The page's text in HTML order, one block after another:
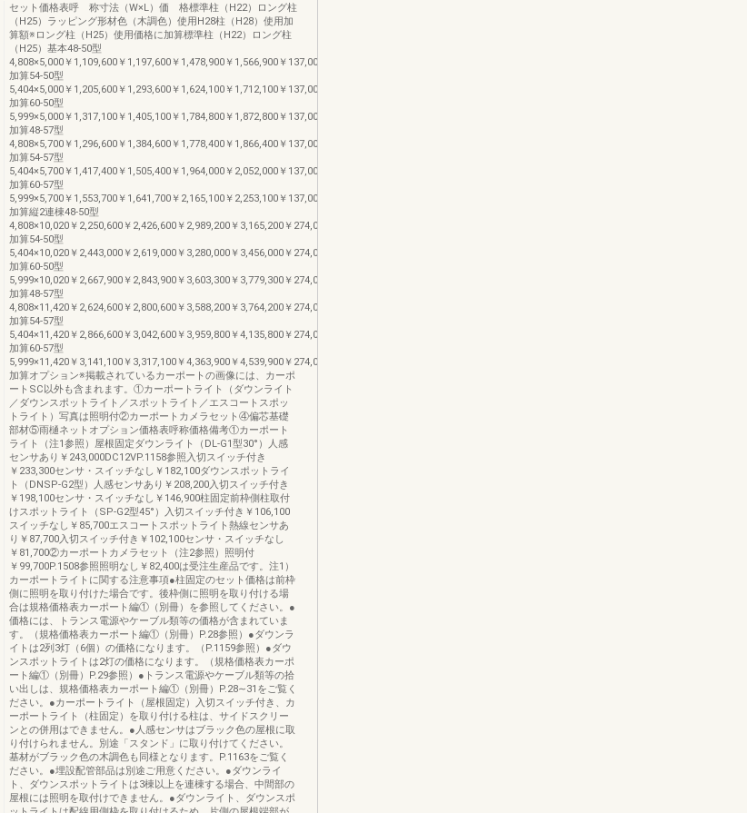
セット価格表呼 称寸法（W×L）価 格標準柱（H22）ロング柱
（H25）ラッピング形材色（木調色）使用H28柱（H28）使用加
算額※ロング柱（H25）使用価格に加算標準柱（H22）ロング柱
（H25）基本48-50型
4,808×5,000￥1,109,600￥1,197,600￥1,478,900￥1,566,900￥137,000
加算54-50型
5,404×5,000￥1,205,600￥1,293,600￥1,624,100￥1,712,100￥137,000
加算60-50型
5,999×5,000￥1,317,100￥1,405,100￥1,784,800￥1,872,800￥137,000
加算48-57型
4,808×5,700￥1,296,600￥1,384,600￥1,778,400￥1,866,400￥137,000
加算54-57型
5,404×5,700￥1,417,400￥1,505,400￥1,964,000￥2,052,000￥137,000
加算60-57型
5,999×5,700￥1,553,700￥1,641,700￥2,165,100￥2,253,100￥137,000
加算縦2連棟48-50型
4,808×10,020￥2,250,600￥2,426,600￥2,989,200￥3,165,200￥274,000
加算54-50型
5,404×10,020￥2,443,000￥2,619,000￥3,280,000￥3,456,000￥274,000
加算60-50型
5,999×10,020￥2,667,900￥2,843,900￥3,603,300￥3,779,300￥274,000
加算48-57型
4,808×11,420￥2,624,600￥2,800,600￥3,588,200￥3,764,200￥274,000
加算54-57型
5,404×11,420￥2,866,600￥3,042,600￥3,959,800￥4,135,800￥274,000
加算60-57型
5,999×11,420￥3,141,100￥3,317,100￥4,363,900￥4,539,900￥274,000
加算オプション※掲載されているカーポートの画像には、カーポ
ートSC以外も含まれます。①カーポートライト（ダウンライト
／ダウンスポットライト／スポットライト／エスコートスポッ
トライト）写真は照明付②カーポートカメラセット④偏芯基礎
部材⑤雨樋ネットオプション価格表呼称価格備考①カーポート
ライト（注1参照）屋根固定ダウンライト（DL-G1型30°）人感
センサあり￥243,000DC12VP.1158参照入切スイッチ付き
￥233,300センサ・スイッチなし￥182,100ダウンスポットライ
ト（DNSP-G2型）人感センサあり￥208,200入切スイッチ付き
￥198,100センサ・スイッチなし￥146,900柱固定前枠側柱取付
けスポットライト（SP-G2型45°）入切スイッチ付き￥106,100
スイッチなし￥85,700エスコートスポットライト熱線センサあ
り￥87,700入切スイッチ付き￥102,100センサ・スイッチなし
￥81,700②カーポートカメラセット（注2参照）照明付
￥99,700P.1508参照照明なし￥82,400は受注生産品です。注1）
カーポートライトに関する注意事項●柱固定のセット価格は前枠
側に照明を取り付けた場合です。後枠側に照明を取り付ける場
合は規格価格表カーポート編①（別冊）を参照してください。●
価格には、トランス電源やケーブル類等の価格が含まれていま
す。（規格価格表カーポート編①（別冊）P.28参照）●ダウンラ
イトは2列3灯（6個）の価格になります。（P.1159参照）●ダウ
ンスポットライトは2灯の価格になります。（規格価格表カーポ
ート編①（別冊）P.29参照）●トランス電源やケーブル類等の拾
い出しは、規格価格表カーポート編①（別冊）P.28∼31をご覧く
ださい。●カーポートライト（屋根固定）入切スイッチ付き、カ
ーポートライト（柱固定）を取り付ける柱は、サイドスクリー
ンとの併用はできません。●人感センサはブラック色の屋根に取
り付けられません。別途「スタンド」に取り付けてください。
基材がブラック色の木調色も同様となります。P.1163をご覧く
ださい。●埋設配管部品は別途ご用意ください。●ダウンライ
ト、ダウンスポットライトは3棟以上を連棟する場合、中間部の
屋根には照明を取付けできません。●ダウンライト、ダウンスポ